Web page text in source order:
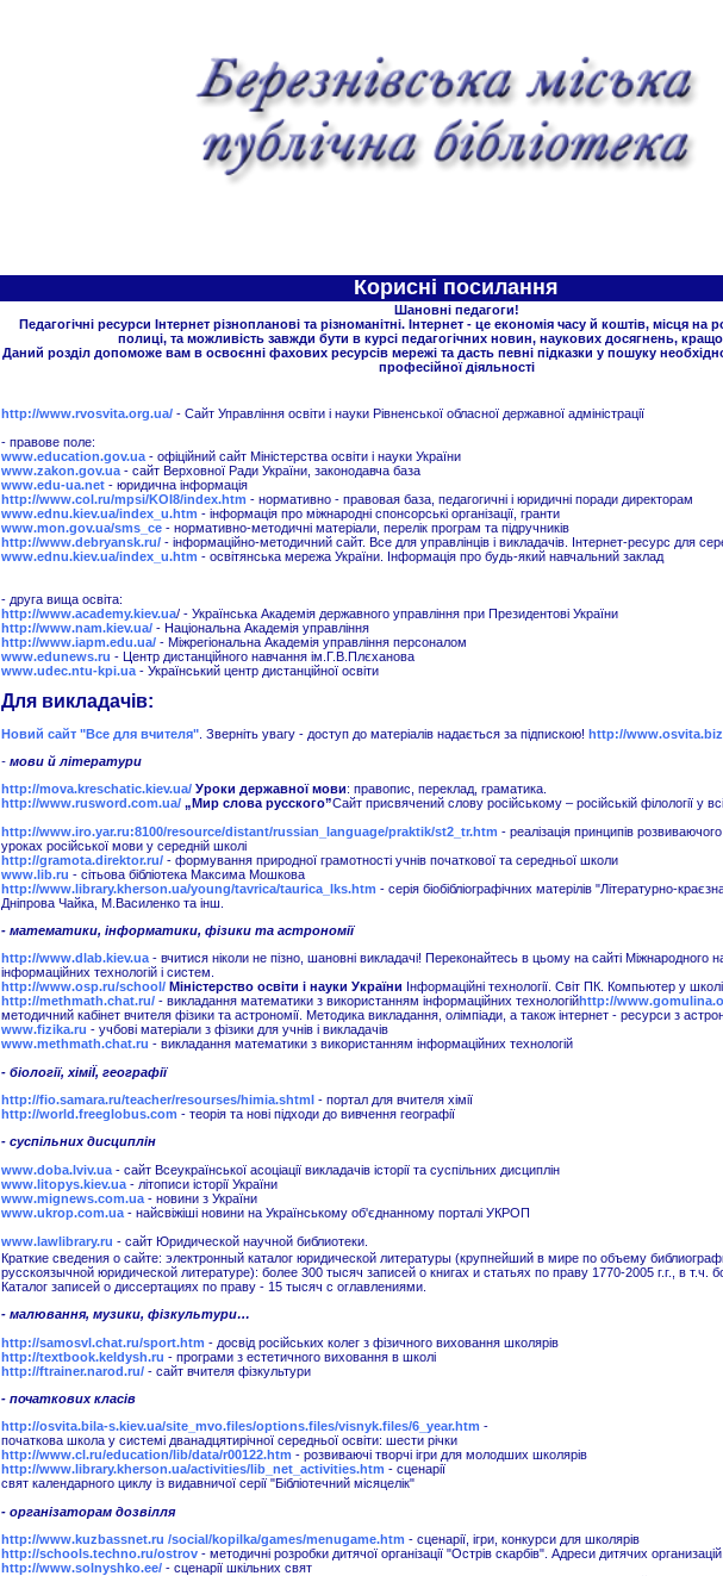
Корисні посилання
Шановні педагоги!
Педагогічні ресурси Інтернет різнопланові та різноманітні. Інтернет - це економія часу й коштів, місця на
полиці, та можливість завжди бути в курсі педагогічних новин, наукових досягнень,
Даний розділ допоможе вам в освоєнні фахових ресурсів мережі та дасть певні підказки у пошуку
професійної діяльності
http://www.rvosvita.org.ua/ - Сайт Управління освіти і науки Рівненської обласної державної адміністрації
- правове поле:
www.education.gov.ua - офіційний сайт Міністерства освіти і науки України
www.zakon.gov.ua - сайт Верховної Ради України, законодавча база
www.edu-ua.net - юридична інформація
http://www.col.ru/mpsi/KOI8/index.htm - нормативно - правовая база, педагогичні і юридичні поради директорам
www.ednu.kiev.ua/index_u.htm - інформація про міжнародні спонсорські організації, гранти
www.mon.gov.ua/sms_ce - нормативно-методичні матеріали, перелік програм та підручників
http://www.debryansk.ru/ - інформаційно-методичний сайт. Все для управлінців і викладачів. Інтернет-ресурс для
www.ednu.kiev.ua/index_u.htm - освітянська мережа України. Інформація про будь-який навчальний заклад
- друга вища освіта:
http://www.academy.kiev.ua/ - Українська Академія державного управління при Президентові України
http://www.nam.kiev.ua/ - Національна Академія управління
http://www.iapm.edu.ua/ - Міжрегіональна Академія управління персоналом
www.edunews.ru - Центр дистанційного навчання ім.Г.В.Плєханова
www.udec.ntu-kpi.ua - Український центр дистанційної освіти
Для викладачів:
Новий сайт "Все для вчителя" Зверніть увагу - доступ до матеріалів надається за підпискою! http://www.osvita.biz
- мови й літератури
http://mova.kreschatic.kiev.ua/ Уроки державної мови: правопис, переклад, граматика.
http://www.rusword.com.ua/ „Мир слова русского”Сайт присвячений слову російському – російській філології у
http://www.iro.yar.ru:8100/resource/distant/russian_language/praktik/st2_tr.htm - реалізація принципів
уроках російської мови у середній школі
http://gramota.direktor.ru/ - формування природної грамотності учнів початкової та середньої школи
www.lib.ru - сітьова бібліотека Максима Мошкова
http://www.library.kherson.ua/young/tavrica/taurica_lks.htm - серія біобібліографічних матерілів "Літературнo-
Дніпрова Чайка, М.Василенко та інш.
- математики, інформатики, фізики та астрономії
http://www.dlab.kiev.ua - вчитися ніколи не пізно, шановні викладачі! Переконайтесь в цьому на сайті Міжнародного
інформаційних технологій і систем.
http://www.osp.ru/school/ Міністерство освіти і науки України нформаційні технології Світ ПК. Компьютер у школі
http://methmath.chat.ru/ - викладання математики з використанням інформаційних технологійhttp://
методичний кабінет вчителя фізики та астрономії. Методика викладання, олімпіади, а також інтернет - ресурси з
www.fizika.ru - учбові матеріали з фізики для учнів і викладачів
www.methmath.chat.ru - викладання математики з використанням інформаційних технологій
- біології, хіміЇ, географії
http://fio.samara.ru/teacher/resourses/himia.shtml - портал для вчителя хімії
http://world.freeglobus.com - теорія та нові підходи до вивчення географії
- суспільних дисциплін
www.doba.lviv.ua - сайт Всеукраїнської асоціації викладачів історії та суспільних дисциплін
www.litopys.kiev.ua - літописи історії України
www.mignews.com.ua - новини з України
www.ukrop.com.ua - найсвіжіші новини на Українському об'єднанному порталі УКРОП
www.lawlibrary.ru - сайт Юридической научной библиотеки.
Краткие сведения о сайте: электронный каталог юридической литературы (крупнейший в мире по объему
русскоязычной юридической литературе): более 300 тысяч записей о книгах и статьях по праву 1770-2005 г.г., в т.ч.
Каталог записей о диссертациях по праву - 15 тысяч с оглавлениями.
- малювання, музики, фізкультури…
http://samosvl.chat.ru/sport.htm - досвід російських колег з фізичного виховання школярів
http://textbook.keldysh.ru - програми з естетичного виховання в школі
http://ftrainer.narod.ru/ - сайт вчителя фізкультури
- початкових класів
http://osvita.bila-s.kiev.ua/site_mvo.files/options.files/visnyk.files/6_year.htm -
початкова школа у системі дванадцятирічної середньої освіти: шести річки
http://www.cl.ru/education/lib/data/r00122.htm - розвиваючі творчі ігри для молодших школярів
http://www.library.kherson.ua/activities/lib_net_activities.htm - сценарії
свят календарного циклу із видавничої серії "Бібліотечний місяцелік"
- організаторам дозвілля
http://www.kuzbassnet.ru /social/kopilka/games/menugame.htm - сценарії, ігри, конкурси для школярів
http://schools.techno.ru/ostrov - методичні розробки дитячої організації "Острів скарбів". Адреси дитячих
http://www.solnyshko.ee/ - сценарії шкільних свят